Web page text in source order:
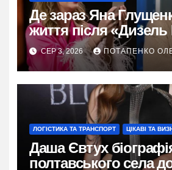
Де зараз Яна
життя після
розлучення
СЕР 3, 2026 ПОТАПЕНКО
ЛОГІСТИКА ТА ТРАНСПОРТ ЦІКАВІ ТА
Даша Євтух
полтавського села